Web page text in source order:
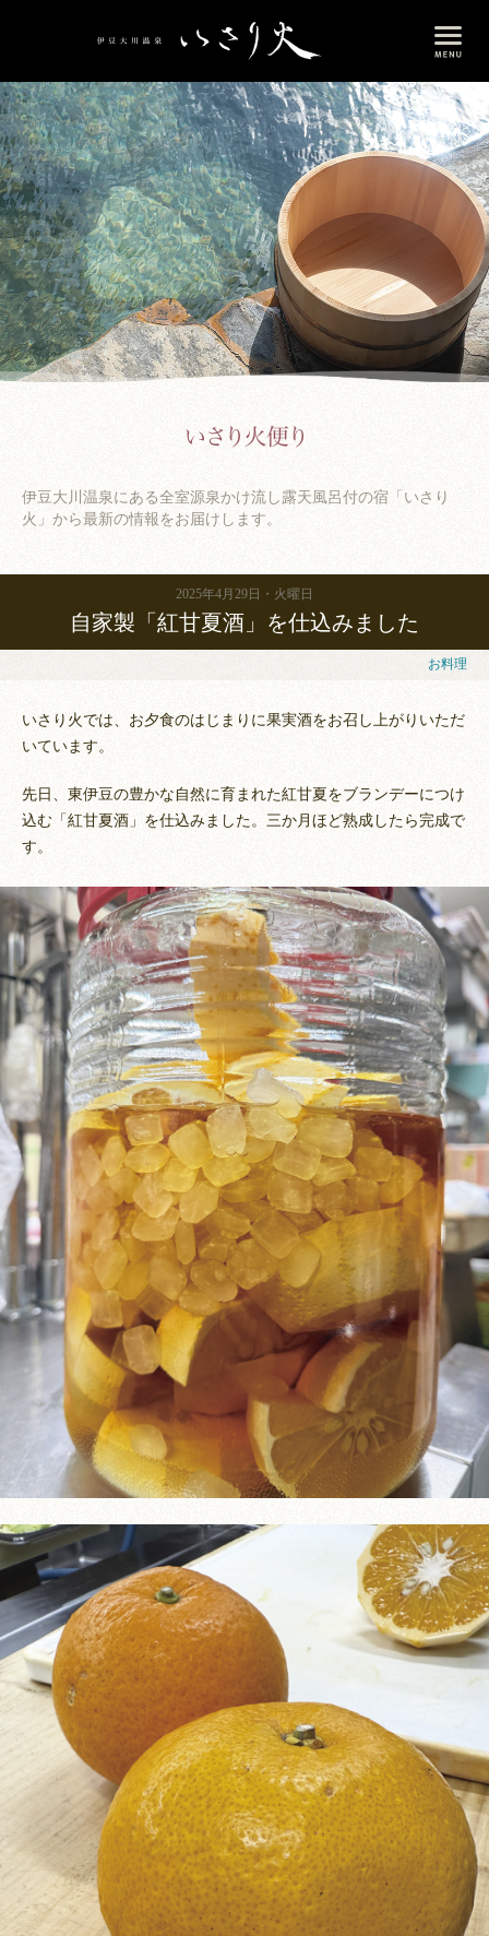
伊豆大川温泉にある全室源泉かけ流し露天風呂付の宿「いさり
火」から最新の情報をお届けします。
2025年4月29日 火曜日
自家製「紅甘夏酒」を仕込みました
お料理
いさり火では、お夕食のはじまりに果実酒をお召し上がりいただ
いています。
先日、東伊豆の豊かな自然に育まれた紅甘夏をブランデーにつけ
込む「紅甘夏酒」を仕込みました。三か月ほど熟成したら完成で
す。